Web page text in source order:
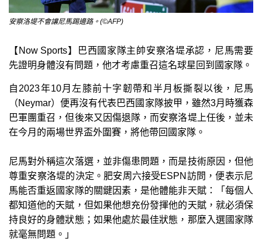
安察洛堤不會讓尼馬踢邊路。(©AFP)
【Now Sports】巴西國家隊主帥安察洛堤承認，尼馬需要
先證明身體沒有問題，他才考慮重召這名球星回到國家隊。
自2023年10月左膝前十字韌帶和半月板撕裂以後，尼馬
（Neymar）便再沒有代表巴西國家隊披甲，雖然3月時獲森
巴軍團重召，但後來又因傷退隊，而安察洛堤上任後，並未
在今月的兩場世界盃外圍賽，將他帶回國家隊。
尼馬對外稱這次落選，並非傷患問題，而是技術原因，但他
尊重安察洛堤的決定。肥安周六接受ESPN訪問，便表示尼
馬能否重返國家隊的關鍵因素，是他體能非天賦：「每個人
都知道他的天賦，但如果他想充份發揮他的天賦，就必須保
持良好的身體狀態；如果他處於最佳狀態，那麼入選國家隊
就毫無問題。」